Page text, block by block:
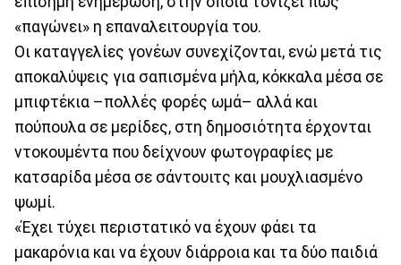
«παγώνει» η επαναλειτουργία του.
Οι καταγγελίες γονέων συνεχίζονται, ενώ μετά τις
αποκαλύψεις για σαπισμένα μήλα, κόκκαλα μέσα σε
μπιφτέκια –πολλές φορές ωμά– αλλά και
πούπουλα σε μερίδες, στη δημοσιότητα έρχονται
ντοκουμέντα που δείχνουν φωτογραφίες με
κατσαρίδα μέσα σε σάντουιτς και μουχλιασμένο
ψωμί.
«Έχει τύχει περιστατικό να έχουν φάει τα
μακαρόνια και να έχουν διάρροια και τα δύο παιδιά